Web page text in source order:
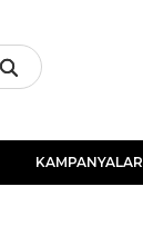
KAMPANYALAR